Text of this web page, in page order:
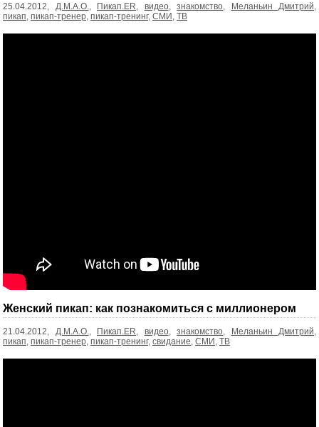
25.04.2012, Д.М.А.О. Пикап.ER видео, знакомство Меланьин Дмитрий
пикап пикап-тренер пикап-тренинг, СМИ ТВ
Женский пикап: как познакомиться с миллионером
21.04.2012, Д.М.А.О., Пикап.ER, видео, знакомство, Меланьин Дмитрий,
пикап, пикап-тренер, пикап-тренинг, свидание, СМИ , ТВ